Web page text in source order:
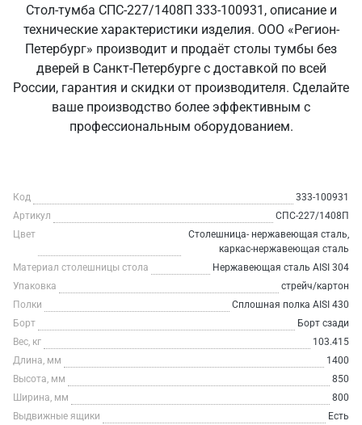
Стол-тумба СПС-227/1408П 333-100931, описание и
технические характеристики изделия. ООО «Регион-
Петербург» производит и продаёт столы тумбы без
дверей в Санкт‑Петербурге с доставкой по всей
России, гарантия и скидки от производителя. Сделайте
ваше производство более эффективным с
профессиональным оборудованием.
Код
333-100931
Артикул
СПС-227/1408П
Цвет
Столешница- нержавеющая сталь,
каркас-нержавеющая сталь
Материал столешницы стола
Нержавеющая сталь AISI 304
Упаковка
стрейч/картон
Полки
Сплошная полка AISI 430
Борт
Борт сзади
Вес, кг
103.415
Длина, мм
1400
Высота, мм
850
Ширина, мм
800
Выдвижные ящики
Есть